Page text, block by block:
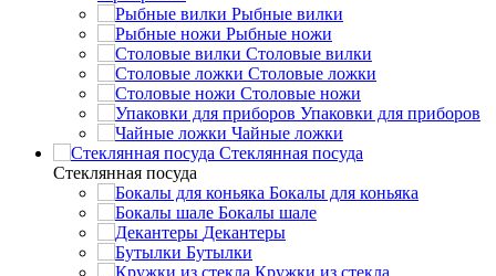
Рыбные вилки
Рыбные ножи
Столовые вилки
Столовые ложки
Столовые ножи
Упаковки для приборов
Чайные ложки
Стеклянная посуда
Стеклянная посуда
Бокалы для коньяка
Бокалы шале
Декантеры
Бутылки
Кружки из стекла